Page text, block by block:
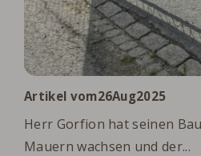
Herr Gorfion hat seinen
Mauern wachsen und der...
Artikel vom26Aug.2025